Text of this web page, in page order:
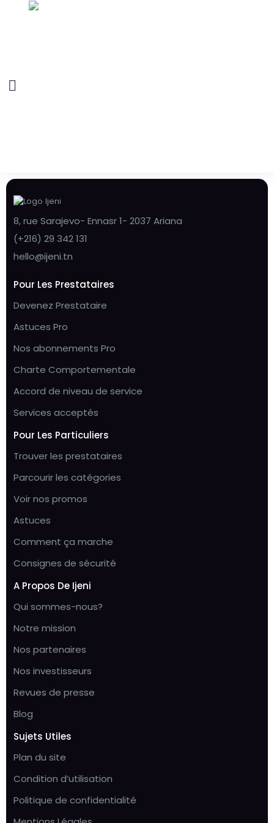
8, rue Sarajevo- Ennasr 1- 2037 Ariana
(+216) 29 342 131
hello@ijeni.tn
Pour Les Prestataires
Devenez Prestataire
Astuces Pro
Nos abonnements Pro
Charte Comportementale
Accord de niveau de service
Services acceptés
Pour Les Particuliers
Trouver les prestataires
Parcourir les catégories
Voir nos promos
Astuces
Comment ça marche
Consignes de sécurité
A Propos De Ijeni
Qui sommes-nous?
Notre mission
Nos partenaires
Nos investisseurs
Revues de presse
Blog
Sujets Utiles
Plan du site
Condition d’utilisation
Politique de confidentialité